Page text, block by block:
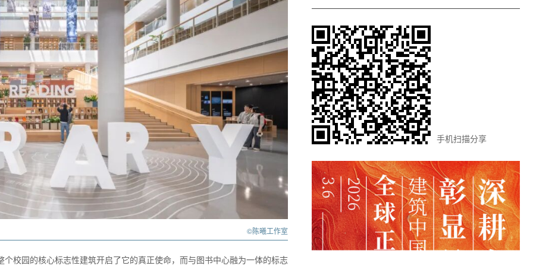
©陈曦工作室
校园的核心标志性建筑开启了它的真正使命，而与图书中心融为一体的标志
手机扫描分享